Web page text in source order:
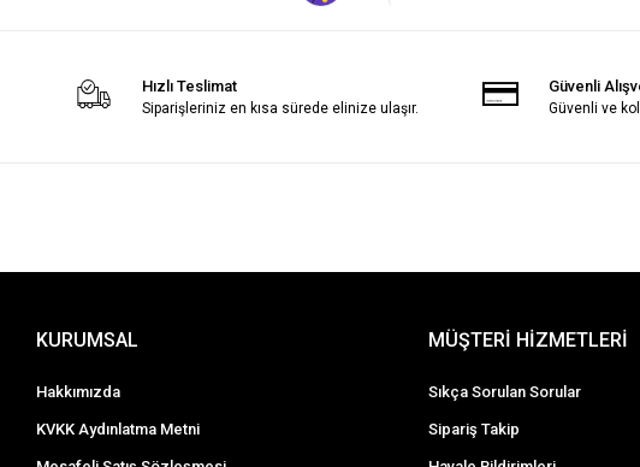
Hızlı Teslimat
Siparişleriniz en kısa sürede elinize ulaşır.
Güvenli
Güvenli ve
KURUMSAL
Hakkımızda
KVKK Aydınlatma Metni
MÜŞTERİ HİZMETLERİ
Sıkça Sorulan Sorular
Sipariş Takip